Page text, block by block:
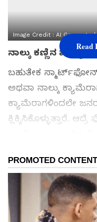
Image Credit : AI Generated
ನಾಲ್ಕು ಕಣ್ಣಿನ ಮೊಬೈಲ್
ಬಹುತೇಕ
ಅಥವಾ ನಾಲ್ಕು
ಕ್ಯಾಮೆರಾಗಳಿಂದಲೇ
ಕ್ಲಿಕ್ಕಿಸಿಕೊಳ್ಳುತ್ತಾರೆ.
ಮಾಹಿತಿ ಇದೆ.
ಸಮಗ್ರ ಸುದ್ದಿ
ಆಯ್ಕೆ
Read